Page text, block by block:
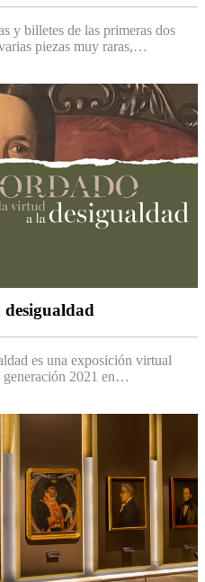
y billetes de las primeras dos
piezas muy raras,…
es una exposición virtual
generación 2021 en…